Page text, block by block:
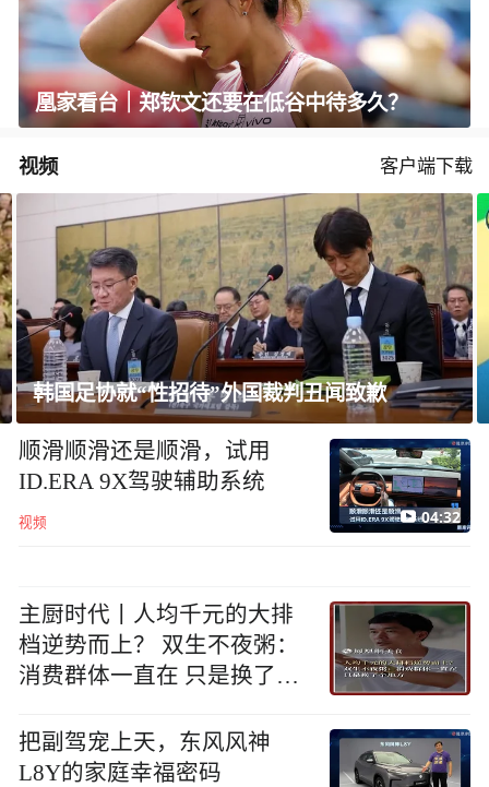
凰家看台｜郑钦文还要在低谷中待多久？
视频 客户端下载
致歉 巴西总统批鲁比奥：他是罪魁祸首
顺滑顺滑还是顺滑，试用
ID.ERA 9X驾驶辅助系统
视频 04:32
主厨时代丨人均千元的大排
档逆势而上？ 双生不夜粥：
消费群体一直在 只是换了个
把副驾宠上天，东风风神
L8Y的家庭幸福密码